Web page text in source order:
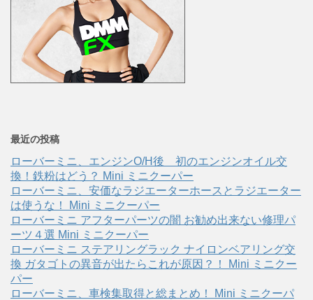
最近の投稿
ローバーミニ、エンジンO/H後 初のエンジンオイル交
換！鉄粉はどう？ Mini ミニクーパー
ローバーミニ、安価なラジエーターホースとラジエーター
は使うな！ Mini ミニクーパー
ローバーミニ アフターパーツの闇 お勧め出来ない修理パ
ーツ４選 Mini ミニクーパー
ローバーミニ ステアリングラック ナイロンベアリング交
換 ガタゴトの異音が出たらこれが原因？！ Mini ミニクー
パー
ローバーミニ、車検集取得と総まとめ！ Mini ミニクーパ